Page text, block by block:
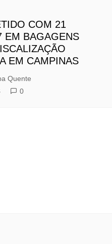
COM 21
EM BAGAGENS
EM CAMPINAS
Quente
0